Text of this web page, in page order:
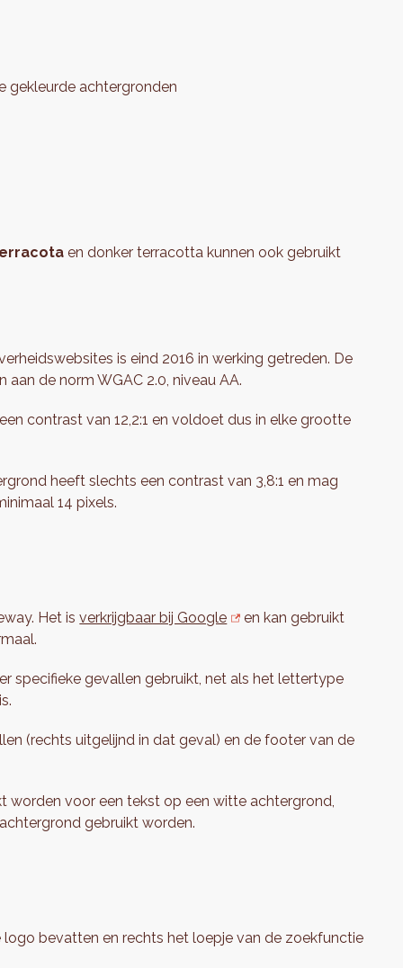
gekleurde achtergronden
en donker terracotta kunnen ook gebruikt
is eind 2016 in werking getreden. De
de norm WGAC 2.0, niveau AA.
contrast van 12,2:1 en voldoet dus in elke grootte
heeft slechts een contrast van 3,8:1 en mag
14 pixels.
Het isverkrijgbaar bij Google
en kan gebruikt
specifieke gevallen gebruikt, net als het lettertype
is.
(rechts uitgelijnd in dat geval) en de footer van de
worden voor een tekst op een witte achtergrond,
gebruikt worden.
bevatten en rechts het loepje van de zoekfunctie